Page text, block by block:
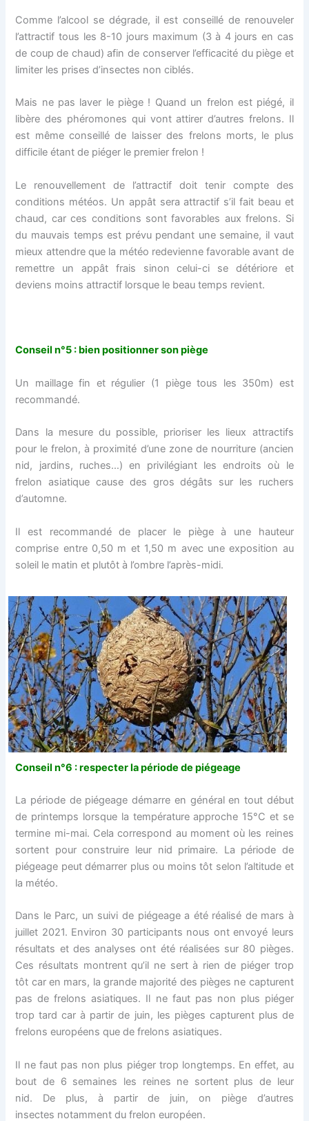
Comme l’alcool se dégrade, il est conseillé de renouveler
l’attractif tous les 8-10 jours maximum (3 à 4 jours en cas
de coup de chaud) afin de conserver l’efficacité du piège et
limiter les prises d’insectes non ciblés.
Mais ne pas laver le piège ! Quand un frelon est piégé, il
libère des phéromones qui vont attirer d’autres frelons. Il
est même conseillé de laisser des frelons morts, le plus
difficile étant de piéger le premier frelon !
Le renouvellement de l’attractif doit tenir compte des
conditions météos. Un appât sera attractif s’il fait beau et
chaud, car ces conditions sont favorables aux frelons. Si
du mauvais temps est prévu pendant une semaine, il vaut
mieux attendre que la météo redevienne favorable avant de
remettre un appât frais sinon celui-ci se détériore et
deviens moins attractif lorsque le beau temps revient.
Conseil n°5 : bien positionner son piège
Un maillage fin et régulier (1 piège tous les 350m) est
recommandé.
Dans la mesure du possible, prioriser les lieux attractifs
pour le frelon, à proximité d’une zone de nourriture (ancien
nid, jardins, ruches…) en privilégiant les endroits où le
frelon asiatique cause des gros dégâts sur les ruchers
d’automne.
Il est recommandé de placer le piège à une hauteur
comprise entre 0,50 m et 1,50 m avec une exposition au
soleil le matin et plutôt à l’ombre l’après-midi.
Conseil n°6 : respecter la période de piégeage
La période de piégeage démarre en général en tout début
de printemps lorsque la température approche 15°C et se
termine mi-mai. Cela correspond au moment où les reines
sortent pour construire leur nid primaire. La période de
piégeage peut démarrer plus ou moins tôt selon l’altitude et
la météo.
Dans le Parc, un suivi de piégeage a été réalisé de mars à
juillet 2021. Environ 30 participants nous ont envoyé leurs
résultats et des analyses ont été réalisées sur 80 pièges.
Ces résultats montrent qu’il ne sert à rien de piéger trop
tôt car en mars, la grande majorité des pièges ne capturent
pas de frelons asiatiques. Il ne faut pas non plus piéger
trop tard car à partir de juin, les pièges capturent plus de
frelons européens que de frelons asiatiques.
Il ne faut pas non plus piéger trop longtemps. En effet, au
bout de 6 semaines les reines ne sortent plus de leur
nid. De plus, à partir de juin, on piège d’autres
insectes notamment du frelon européen.